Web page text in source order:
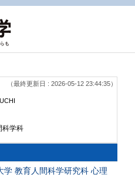
（最終更新日 : 2026-05-12 23:44:35）
科学科
学 教育人間科学研究科 心理